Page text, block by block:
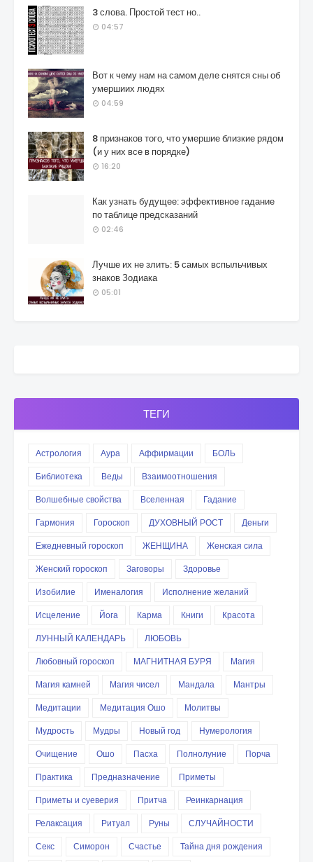
3 слова. Простой тест но..
04:57
Вот к чему нам на самом деле снятся сны об
умершиих людях
04:59
8 признаков того, что умершие близкие рядом
(и у них все в порядке)
16:20
Как узнать будущее: эффективное гадание
по таблице предсказаний
02:46
Лучше их не злить: 5 самых вспыльчивых
знаков Зодиака
05:01
ТЕГИ
Астрология Аура Аффирмации
БОЛЬ
Библиотека
Веды
Взаимоотношения
Волшебные свойства
Вселенная
Гадание
Гармония
Гороскоп ДУХОВНЫЙ РОСТ
Деньги
Ежедневный гороскоп
ЖЕНЩИНА
Женская сила
Женский гороскоп
Заговоры
Здоровье
Изобилие
Именалогия
Исполнение желаний
Исцеление
Йога Карма Книги
Красота
ЛУННЫЙ КАЛЕНДАРЬ
ЛЮБОВЬ
Любовный гороскоп
МАГНИТНАЯ БУРЯ
Магия
Магия камней
Магия чисел Мандала
Мантры
Медитации
Медитация Ошо
Молитвы
Мудрость
Мудры Новый год
Нумерология
Очищение
Ошо Пасха Полнолуние
Порча
Практика
Предназначение
Приметы
Приметы и суеверия
Притча
Реинкарнация
Релаксация
Ритуал Руны
СЛУЧАЙНОСТИ
Секс
Симорон Счастье
Тайна дня рождения